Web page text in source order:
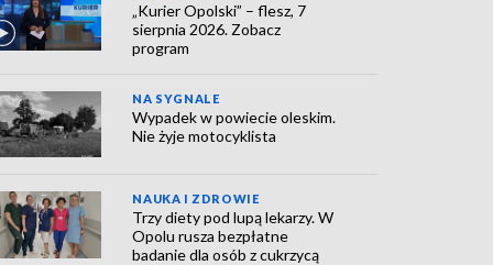
„Kurier Opolski” – flesz, 7
sierpnia 2026. Zobacz
program
NA SYGNALE
Wypadek w powiecie oleskim.
Nie żyje motocyklista
NAUKA I ZDROWIE
Trzy diety pod lupą lekarzy. W
Opolu rusza bezpłatne
badanie dla osób z cukrzycą